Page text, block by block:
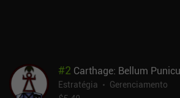
iniciais, o que faz com que a reprodução
civilizações seja única. Os visuais limpos e
#2 Carthage: Bellum
Estratégia
Gerenciamento